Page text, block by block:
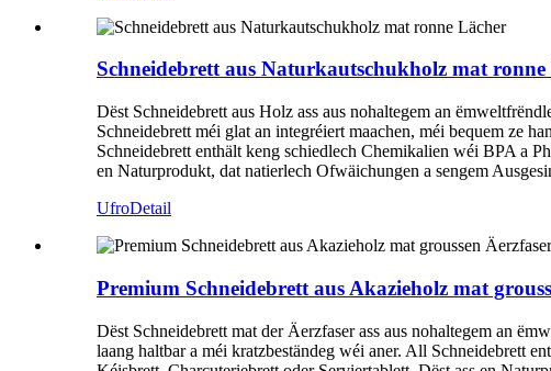
Schneidebrett aus Naturkautschukholz mat
Dëst Schneidebrett aus Holz ass aus nohaltegem an
Schneidebrett méi glat an integréiert maachen, méi bequem ze
Schneidebrett enthält keng schiedlech Chemikalien wéi BPA a
en Naturprodukt, dat natierlech Ofwäichungen a sengem
UfroDetail
Premium Schneidebrett aus Akazieholz mat
Dëst Schneidebrett mat der Äerzfaser ass aus nohaltegem an
laang haltbar a méi kratzbeständeg wéi aner. All Schneidebrett